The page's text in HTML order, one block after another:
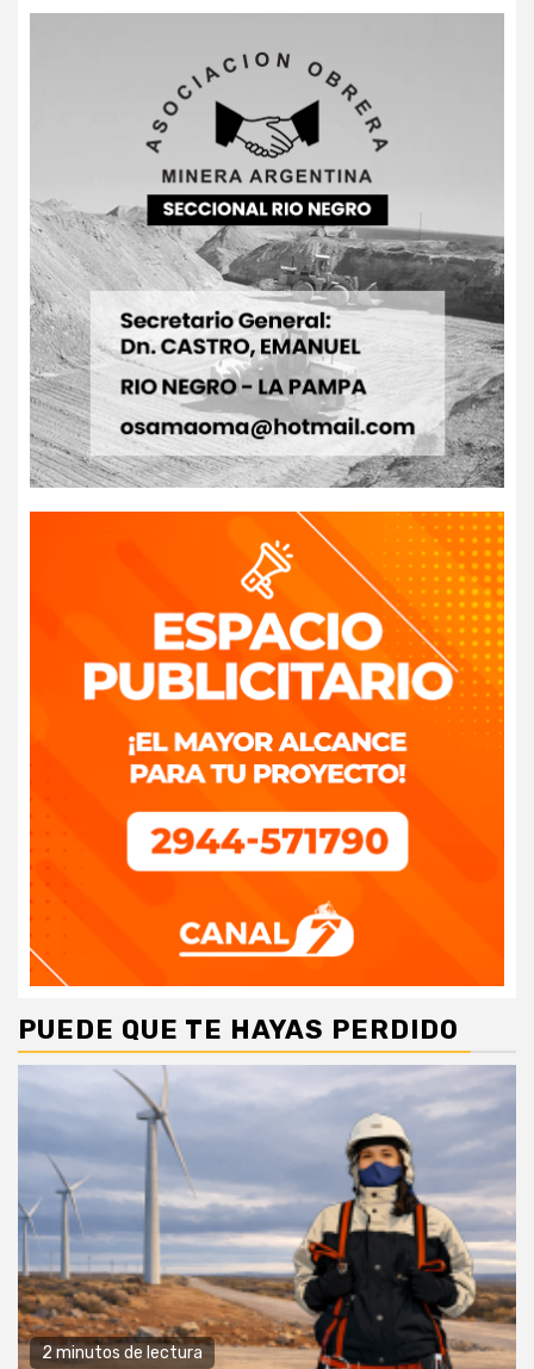
PUEDE QUE TE HAYAS PERDIDO
2 minutos de lectura